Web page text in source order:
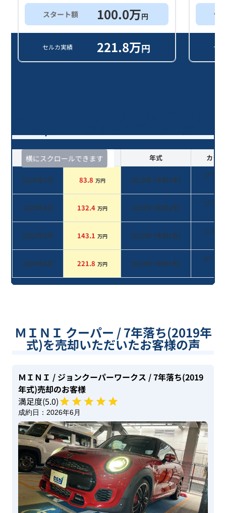
スタート額 100.0万円
セルカ実績 221.8万円
他
セ
横にスクロールできます
査定時期 セルカ実績 年式 カラー
2026年3月 83.8 万円 2019年 (令和1年)
ブラウ
系
2025年4月 132.4 万円 2019年 (令和1年)
ブラッ
系
2025年3月 143.1 万円 2019年 (令和1年)
シルバ
系
2024年6月 221.8 万円 2019年 (令和1年)
グリー
系
ＭＩＮＩ クーパー / 7年落ち(2019年
式)を売却いただいたお客様の声
ＭＩＮＩ / ジョンクーパーワークス / 7年落ち(2019
年式)売却のお客様
満足度(5.0)
成約日： 2026年6月